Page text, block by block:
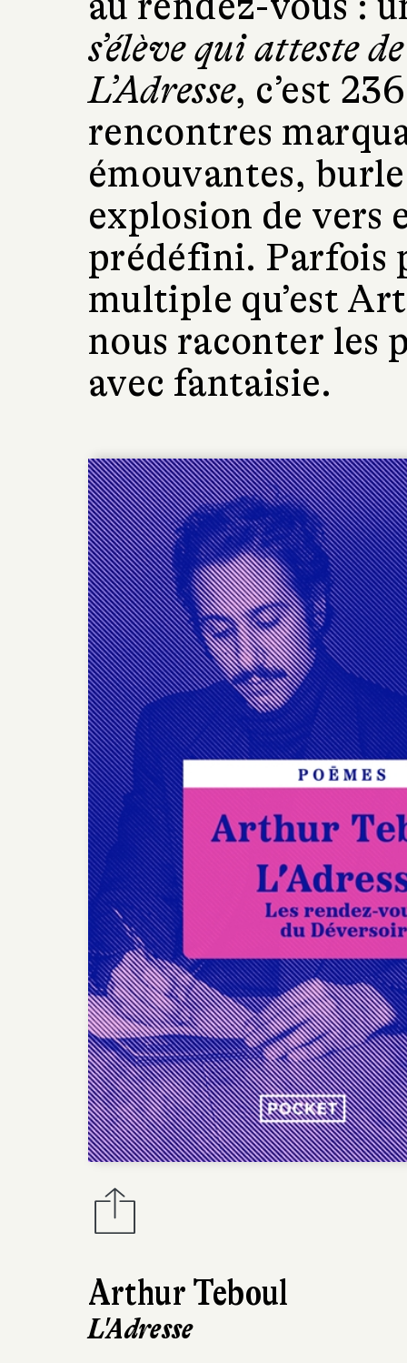
Arthur Teboul
L'Adresse
s’élève qui atteste
L’Adresse, c’est
rencontres
émouvantes,
explosion de vers
prédéfini. Parfois
multiple qu’est
nous raconter les
avec fantaisie.